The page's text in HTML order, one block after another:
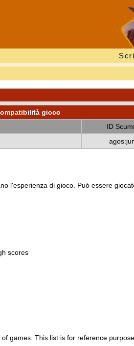
gioco
ID
l'esperienza di gioco. Può essere
scores
games. This list is for reference